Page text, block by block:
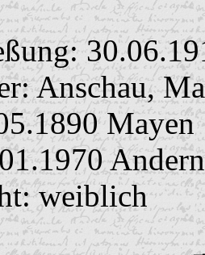
Anschau,
Mayen
weiblich